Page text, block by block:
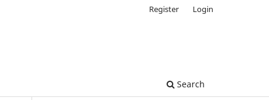
Search
Register Login